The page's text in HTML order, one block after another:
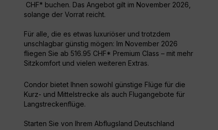
CHF* buchen. Das Angebot gilt im November 2026,
solange der Vorrat reicht.
Für alle, die es etwas luxuriöser und trotzdem
unschlagbar günstig mögen: Im November 2026
fliegen Sie ab 516.95 CHF* Premium Class – mit mehr
Sitzkomfort und vielen weiteren Extras.
Condor bietet Ihnen sowohl günstige Flüge für die
Kurz- und Mittelstrecke als auch Flugangebote für
Langstreckenflüge.
Starten Sie von Ihrem Abflugsland Deutschland